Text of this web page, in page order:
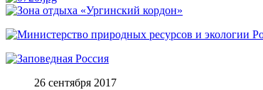
26 сентября 2017